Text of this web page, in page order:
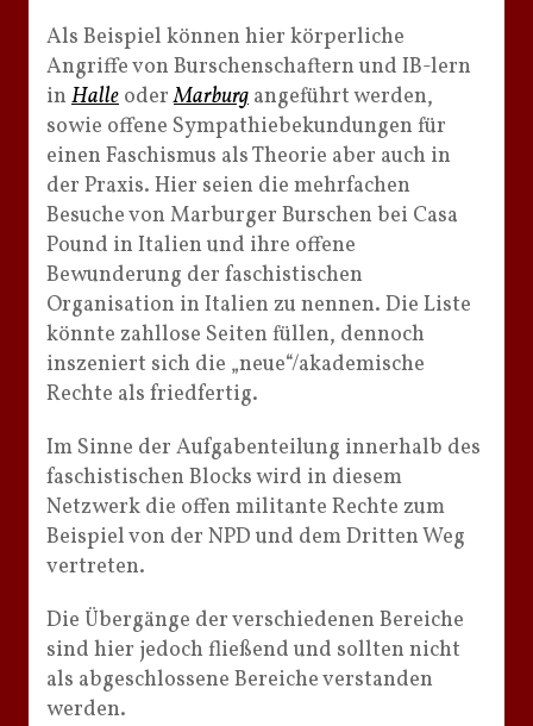
Als Beispiel können hier körperliche
Angriffe von Burschenschaftern und IB-lern
in Halle oderMarburg angeführt werden,
sowie offene Sympathiebekundungen für
einen Faschismus als Theorie aber auch in
der Praxis. Hier seien die mehrfachen
Besuche von Marburger Burschen bei Casa
Pound in Italien und ihre offene
Bewunderung der faschistischen
Organisation in Italien zu nennen. Die Liste
könnte zahllose Seiten füllen, dennoch
inszeniert sich die „neue“/akademische
Rechte als friedfertig.
Im Sinne der Aufgabenteilung innerhalb des
faschistischen Blocks wird in diesem
Netzwerk die offen militante Rechte zum
Beispiel von der NPD und dem Dritten Weg
vertreten.
Die Übergänge der verschiedenen Bereiche
sind hier jedoch fließend und sollten nicht
als abgeschlossene Bereiche verstanden
werden.